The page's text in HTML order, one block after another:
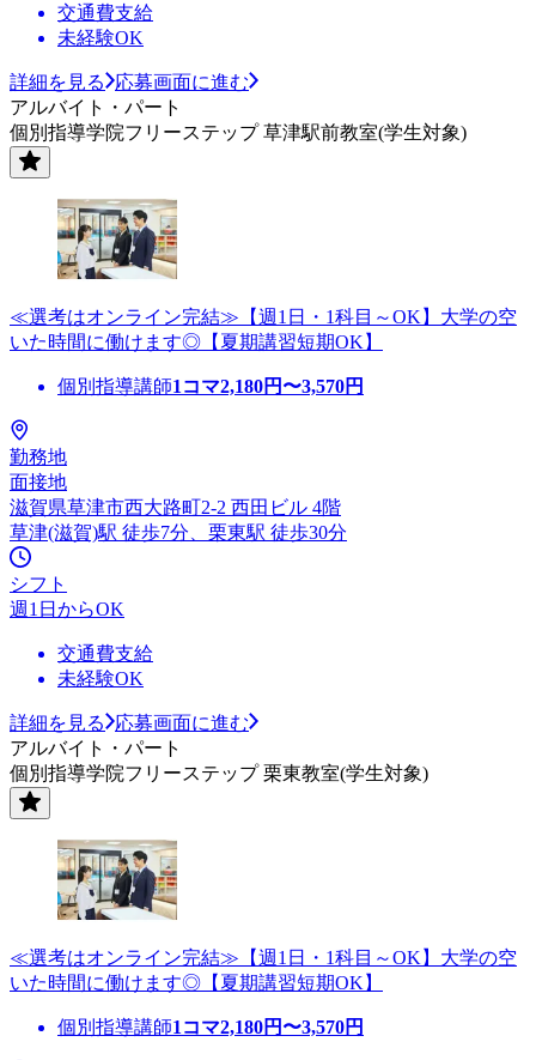
交通費支給
未経験OK
詳細を見る
応募画面に進む
アルバイト・パート
個別指導学院フリーステップ 草津駅前教室(学生対象)
≪選考はオンライン完結≫【週1日・1科目～OK】大学の空
いた時間に働けます◎【夏期講習短期OK】
個別指導講師1コマ2,180円〜3,570円
勤務地
面接地
滋賀県草津市西大路町2-2 西田ビル 4階
草津(滋賀)駅 徒歩7分、栗東駅 徒歩30分
シフト
週1日からOK
交通費支給
未経験OK
詳細を見る
応募画面に進む
アルバイト・パート
個別指導学院フリーステップ 栗東教室(学生対象)
≪選考はオンライン完結≫【週1日・1科目～OK】大学の空
いた時間に働けます◎【夏期講習短期OK】
個別指導講師1コマ2,180円〜3,570円